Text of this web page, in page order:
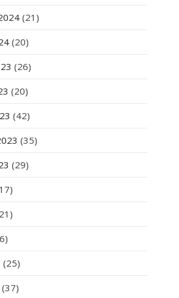
(21)
(20)
(26)
(20)
(42)
(35)
(29)
(25)
(37)